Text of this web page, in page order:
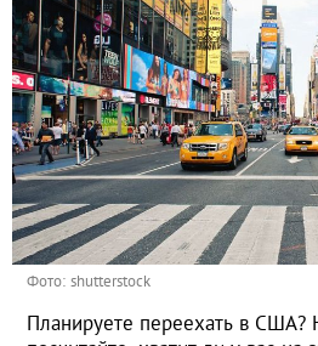
Фото: shutterstock
Планируете переехать в США?